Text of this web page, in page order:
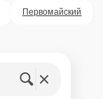
Первомайский